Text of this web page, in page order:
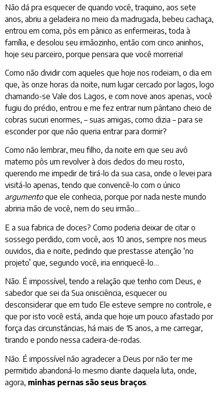
Não dá pra esquecer de quando você, traquino, aos sete
anos, abriu a geladeira no meio da madrugada, bebeu cachaça,
entrou em coma, pôs em pânico as enfermeiras, toda à
família, e desolou seu irmãozinho, então com cinco aninhos,
hoje seu parceiro, porque pensara que você morreria!
Como não dividir com aqueles que hoje nos rodeiam, o dia em
que, às onze horas da noite, num lugar cercado por lagos, logo
chamando-se Vale dos Lagos, e com nove anos apenas, você
fugiu do prédio, entrou e me fez entrar num pântano cheio de
cobras sucuri enormes, – suas amigas, como dizia – para se
esconder por que não queria entrar para dormir?
Como não lembrar, meu filho, da noite em que seu avô
materno pôs um revolver à dois dedos do meu rosto,
querendo me impedir de tirá-lo da sua casa, onde o levei para
visitá-lo apenas, tendo que convencê-lo com o único
argumentoque ele conhecia, porque por nada neste mundo
abriria mão de você, nem do seu irmão…
E a sua fabrica de doces? Como poderia deixar de citar o
sossego perdido, com você, aos 10 anos, sempre nos meus
ouvidos, dia e noite, pedindo que prestasse atenção ‘no
projeto’ que, segundo você, iria enriquecê-lo…
Não. É impossível, tendo a relação que tenho com Deus, e
sabedor que sei da Sua onisciência, esquecer ou
desconsiderar que em tudo Ele esteve sempre no controle, e
que por isto você está, ainda que hoje um pouco afastado por
força das circunstâncias, há mais de 15 anos, a me carregar,
tirando e pondo nessa cadeira-de-rodas.
Não. É impossível não agradecer a Deus por não ter me
permitido abandoná-lo mesmo diante daquela luta, onde,
agora, minhas pernas são seus braços.